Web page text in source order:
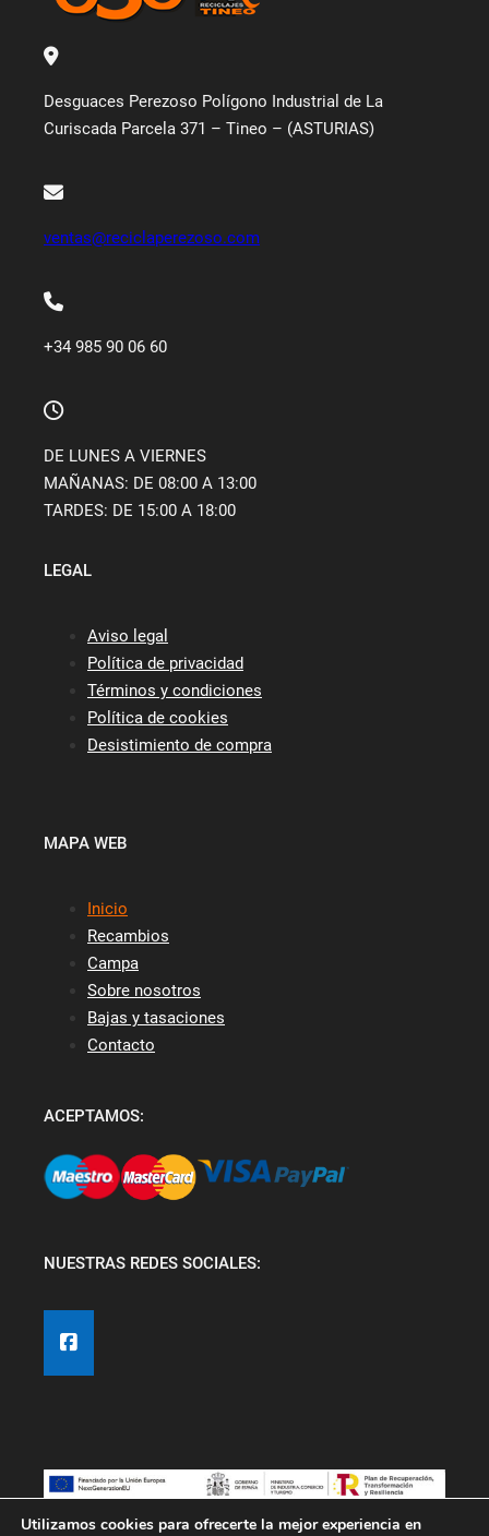
Desguaces Perezoso Polígono Industrial de La
Curiscada Parcela 371 – Tineo – (ASTURIAS)
ventas@reciclaperezoso.com
+34 985 90 06 60
DE LUNES A VIERNES
MAÑANAS: DE 08:00 A 13:00
TARDES: DE 15:00 A 18:00
LEGAL
Aviso legal
Política de privacidad
Términos y condiciones
Política de cookies
Desistimiento de compra
MAPA WEB
Inicio
Recambios
Campa
Sobre nosotros
Bajas y tasaciones
Contacto
ACEPTAMOS:
NUESTRAS REDES SOCIALES:
Utilizamos cookies para ofrecerte la mejor experiencia en